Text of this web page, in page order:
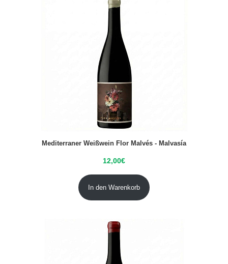
Mediterraner Weißwein Flor Malvés - Malvasía
12,00€
In den Warenkorb